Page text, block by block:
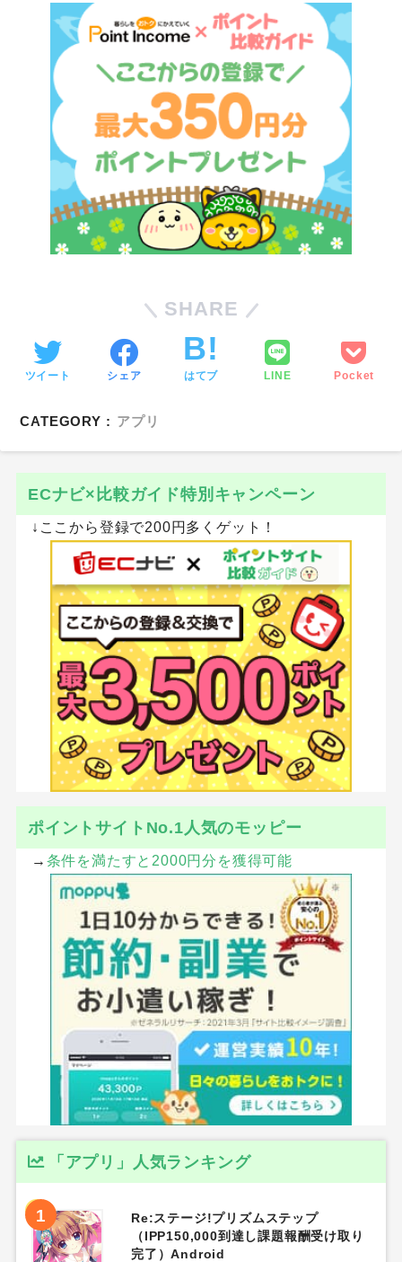
SHARE
ツイート シェア はてブ LINE Pocket
CATEGORY : アプリ
ECナビ×比較ガイド特別キャンペーン
↓ここから登録で200円多くゲット！
ポイントサイトNo.1人気のモッピー
→ 条件を満たすと2000円分を獲得可能
「アプリ」人気ランキング
1
Re:ステージ!プリズムステップ
（IPP150,000到達し課題報酬受け取り
完了）Android